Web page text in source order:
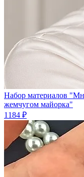
Набор материалов
жемчугом майорка"
1184 ₽